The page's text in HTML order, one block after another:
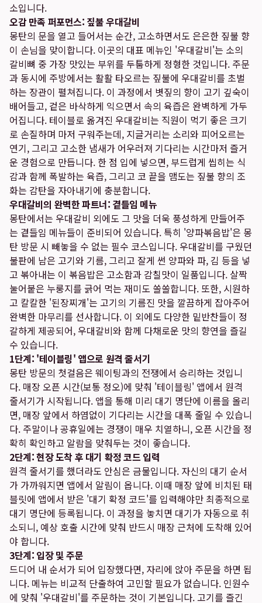
소입니다.
오감 만족 퍼포먼스: 짚불 우대갈비
몽탄의 문을 열고 들어서는 순간, 고소하면서도 은은한 짚불 향
이 손님을 맞이합니다. 이곳의 대표 메뉴인 '우대갈비'는 소의
갈비뼈 중 가장 맛있는 부위를 두툼하게 정형한 것입니다. 주문
과 동시에 주방에서는 활활 타오르는 짚불에 우대갈비를 초벌
하는 장관이 펼쳐집니다. 이 과정에서 볏짚의 향이 고기 깊숙이
배어들고, 겉은 바삭하게 익으면서 속의 육즙은 완벽하게 가두
어집니다. 테이블로 옮겨진 우대갈비는 직원이 먹기 좋은 크기
로 손질하며 마저 구워주는데, 지글거리는 소리와 피어오르는
연기, 그리고 고소한 냄새가 어우러져 기다리는 시간마저 즐거
운 경험으로 만듭니다. 한 점 입에 넣으면, 부드럽게 씹히는 식
감과 함께 폭발하는 육즙, 그리고 코 끝을 맴도는 짚불 향의 조
화는 감탄을 자아내기에 충분합니다.
우대갈비의 완벽한 파트너: 곁들임 메뉴
몽탄에서는 우대갈비 외에도 그 맛을 더욱 풍성하게 만들어주
는 곁들임 메뉴들이 준비되어 있습니다. 특히 '양파볶음밥'은 몽
탄 방문 시 빼놓을 수 없는 필수 코스입니다. 우대갈비를 구웠던
불판에 남은 고기와 기름, 그리고 잘게 썬 양파와 파, 김 등을 넣
고 볶아내는 이 볶음밥은 고소함과 감칠맛이 일품입니다. 살짝
눌어붙은 누룽지를 긁어 먹는 재미도 쏠쏠합니다. 또한, 시원하
고 칼칼한 '된장찌개'는 고기의 기름진 맛을 깔끔하게 잡아주어
완벽한 마무리를 선사합니다. 이 외에도 다양한 밑반찬들이 정
갈하게 제공되어, 우대갈비와 함께 다채로운 맛의 향연을 즐길
수 있습니다.
1단계: '테이블링' 앱으로 원격 줄서기
몽탄 방문의 첫걸음은 웨이팅과의 전쟁에서 승리하는 것입니
다. 매장 오픈 시간(보통 정오)에 맞춰 '테이블링' 앱에서 원격
줄서기가 시작됩니다. 앱을 통해 미리 대기 명단에 이름을 올리
면, 매장 앞에서 하염없이 기다리는 시간을 대폭 줄일 수 있습니
다. 주말이나 공휴일에는 경쟁이 매우 치열하니, 오픈 시간을 정
확히 확인하고 알람을 맞춰두는 것이 좋습니다.
2단계: 현장 도착 후 대기 확정 코드 입력
원격 줄서기를 했더라도 안심은 금물입니다. 자신의 대기 순서
가 가까워지면 앱에서 알림이 옵니다. 이때 매장 앞에 비치된 태
블릿에 앱에서 받은 '대기 확정 코드'를 입력해야만 최종적으로
대기 명단에 등록됩니다. 이 과정을 놓치면 대기가 자동으로 취
소되니, 예상 호출 시간에 맞춰 반드시 매장 근처에 도착해 있어
야 합니다.
3단계: 입장 및 주문
드디어 내 순서가 되어 입장했다면, 자리에 앉아 주문을 하면 됩
니다. 메뉴는 비교적 단출하여 고민할 필요가 없습니다. 인원수
에 맞춰 '우대갈비'를 주문하는 것이 기본입니다. 고기를 즐긴